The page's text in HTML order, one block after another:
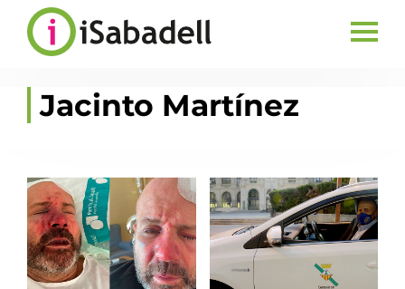
Jacinto Martínez